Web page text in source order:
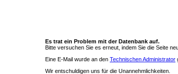
Es trat ein Problem mit der Datenbank auf.
Bitte versuchen Sie es erneut, indem Sie die Seite
Eine E-Mail wurde an den Technischen Administrator
Wir entschuldigen uns für die Unannehmlichkeiten.